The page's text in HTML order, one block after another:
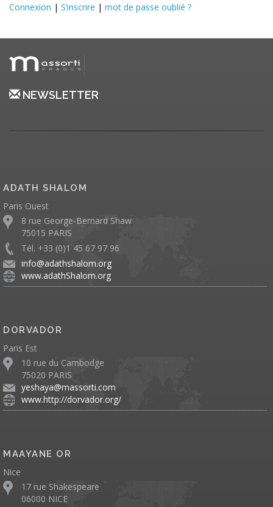
Connexion | S’inscrire | mot de passe oublié ?
NEWSLETTER
ADATH SHALOM
Paris Ouest
8 rue George-Bernard Shaw
75015 PARIS
Tél. +33 (0)1 45 67 97 96
info@adathshalom.org
www.adathShalom.org
DORVADOR
Paris Est
10 rue du Cambodge
75020 PARIS
yeshaya@massorti.com
www.http://dorvador.org/
MAAYANE OR
Nice
17 rue Shakespeare
06000 NICE